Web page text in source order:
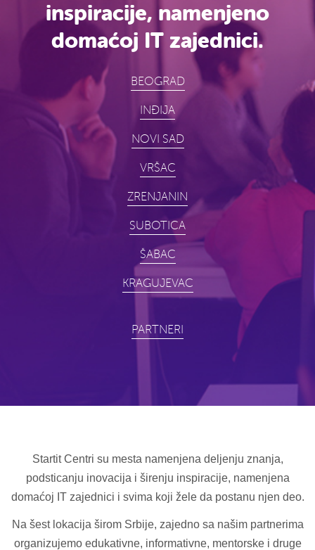
inspiracije, namenjeno
domaćoj IT zajednici.
BEOGRAD
INĐIJA
NOVI SAD
VRŠAC
ZRENJANIN
SUBOTICA
ŠABAC
KRAGUJEVAC
PARTNERI
Startit Centri su mesta namenjena deljenju znanja,
podsticanju inovacija i širenju inspiracije, namenjena
domaćoj IT zajednici i svima koji žele da postanu njen deo.
Na šest lokacija širom Srbije, zajedno sa našim partnerima
organizujemo edukativne, informativne, mentorske i druge